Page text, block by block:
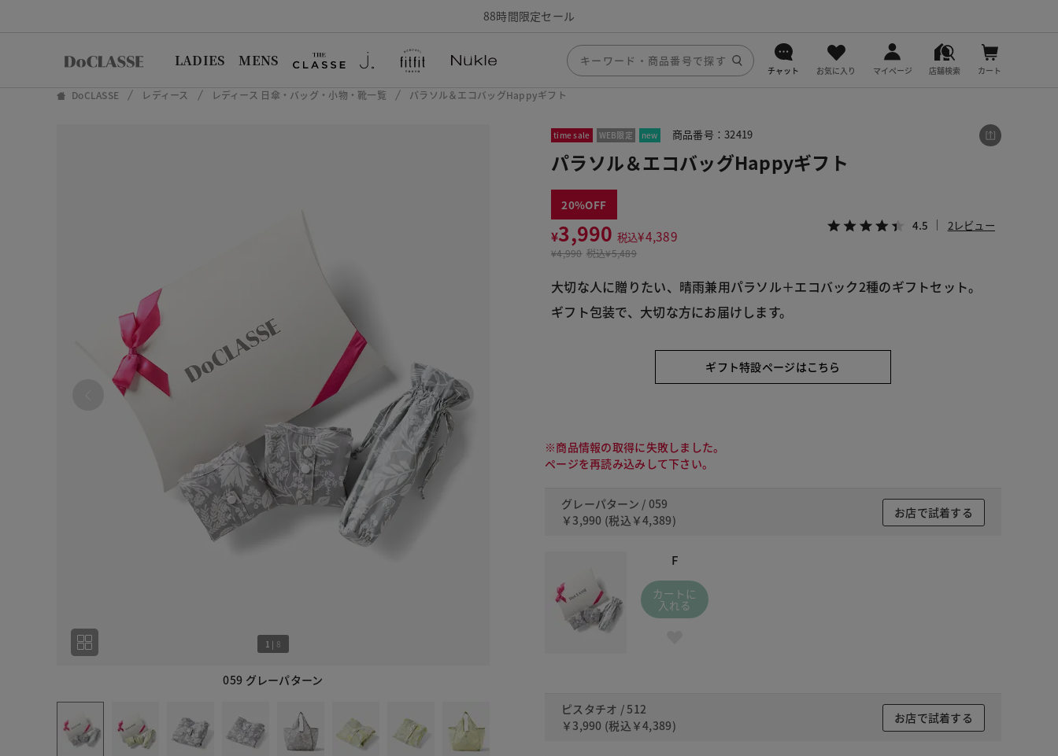
88時間限定セール
LADIES MENS
チャット お気に入り マイページ 店舗検索 カート
DoCLASSE レディース レディース 日傘・バッグ・小物・靴一覧 パラソル＆エコバッグHappyギフト
059 グレーパターン
1 | 8
time sale WEB限定 new 商品番号：32419
パラソル＆エコバッグHappyギフト
20
¥3,990 税込¥4,389
¥4,990 税込¥5,489
4.5 2レビュー
大切な人に贈りたい、晴雨兼用パラソル＋エコバック2種のギフトセット。
ギフト特設ページはこちら
※商品情報の取得に失敗しました。
ページを再読み込みして下さい。
グレーパターン / 059
￥3,990 (税込 ￥4,389)
お店で試着する
F
カートに
入れる
ピスタチオ / 512
￥3,990 (税込 ￥4,389)
お店で試着する